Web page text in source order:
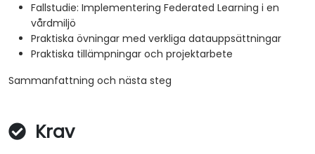
Fallstudie: Implementering Federated Learning i en
vårdmiljö
Praktiska övningar med verkliga datauppsättningar
Praktiska tillämpningar och projektarbete
Sammanfattning och nästa steg
Krav